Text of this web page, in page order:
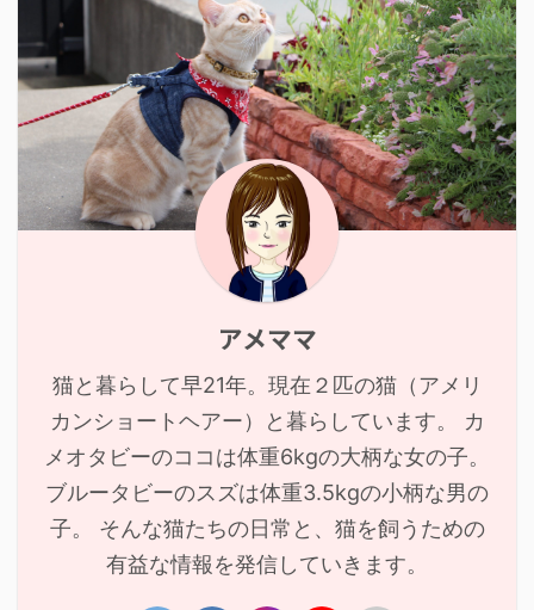
アメママ
猫と暮らして早21年。現在２匹の猫（アメリ
カンショートヘアー）と暮らしています。 カ
メオタビーのココは体重6kgの大柄な女の子。
ブルータビーのスズは体重3.5kgの小柄な男の
子。 そんな猫たちの日常と、猫を飼うための
有益な情報を発信していきます。